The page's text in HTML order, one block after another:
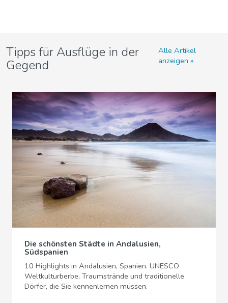
Tipps für Ausflüge in der
Gegend
Alle Artikel
anzeigen
Die schönsten Städte in Andalusien,
Südspanien
10 Highlights in Andalusien, Spanien. UNESCO
Weltkulturberbe, Traumstrände und traditionelle
Dörfer, die Sie kennenlernen müssen.